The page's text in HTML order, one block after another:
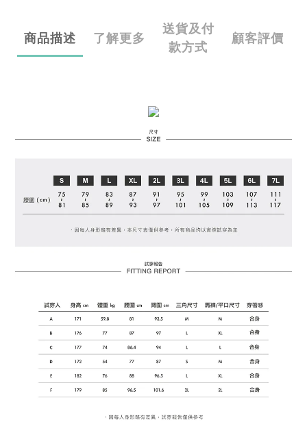
商品描述 了解更多
送貨及付
款方式
顧客評價